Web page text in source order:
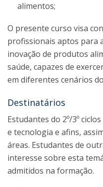
alimentos;
O presente curso visa
profissionais aptos para
inovação de produtos
saúde, capazes de
em diferentes cenários
Destinatários
Estudantes do 2º/3º
e tecnologia e afins,
áreas. Estudantes de
interesse sobre esta
admitidos na formação.